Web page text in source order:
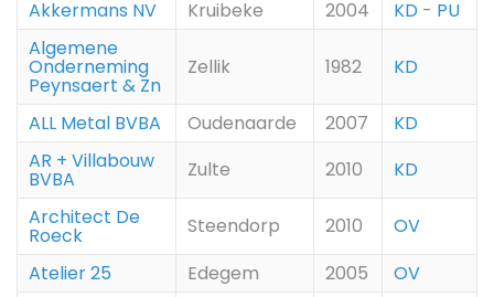
Akkermans NV Kruibeke 2004 KD - PU
Algemene
Onderneming
Peynsaert & Zn
Zellik 1982 KD
ALL Metal BVBA Oudenaarde 2007
KD
AR + Villabouw
BVBA Zulte 2010
KD
Architect De
Roeck Steendorp 2010
OV
Atelier 25
Edegem 2005
OV